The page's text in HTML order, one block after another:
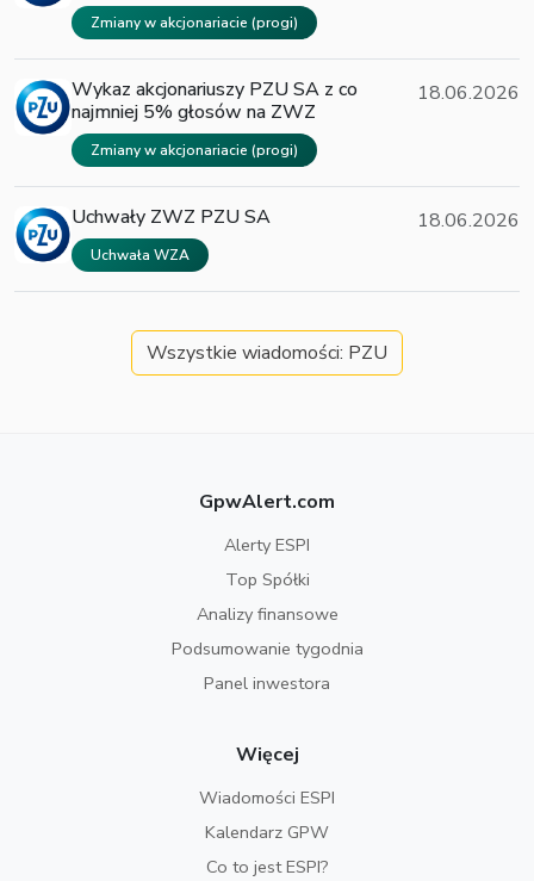
Zmiany w akcjonariacie (progi)
Wykaz akcjonariuszy PZU SA z co
najmniej 5% głosów na ZWZ
Zmiany w akcjonariacie (progi)
18.06.2026
Uchwały ZWZ PZU SA
Uchwała WZA
18.06.2026
Wszystkie wiadomości: PZU
GpwAlert.com
Alerty ESPI
Top Spółki
Analizy finansowe
Podsumowanie tygodnia
Panel inwestora
Więcej
Wiadomości ESPI
Kalendarz GPW
Co to jest ESPI?